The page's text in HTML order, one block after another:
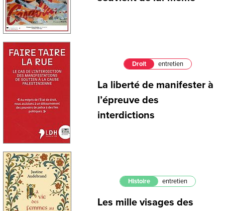
Droit entretien
La liberté de manifester à
l’épreuve des
interdictions
Histoire entretien
Les mille visages des